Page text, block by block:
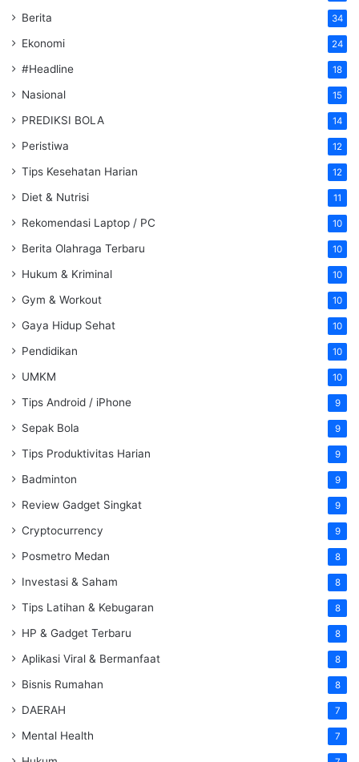
Berita 34
Ekonomi 24
#Headline 18
Nasional 15
PREDIKSI BOLA 14
Peristiwa 12
Tips Kesehatan Harian 12
Diet & Nutrisi 11
Rekomendasi Laptop / PC 10
Berita Olahraga Terbaru 10
Hukum & Kriminal 10
Gym & Workout 10
Gaya Hidup Sehat 10
Pendidikan 10
UMKM 10
Tips Android / iPhone 9
Sepak Bola 9
Tips Produktivitas Harian 9
Badminton 9
Review Gadget Singkat 9
Cryptocurrency 9
Posmetro Medan 8
Investasi & Saham 8
Tips Latihan & Kebugaran 8
HP & Gadget Terbaru 8
Aplikasi Viral & Bermanfaat 8
Bisnis Rumahan 8
DAERAH 7
Mental Health 7